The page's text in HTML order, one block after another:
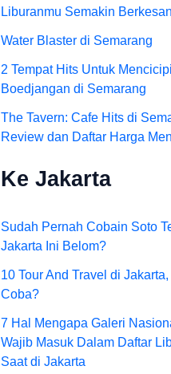
Liburanmu Semakin
Water Blaster di Semarang
2 Tempat Hits Untuk
Boedjangan di Semarang
The Tavern: Cafe Hits di
Review dan Daftar Harga
Ke Jakarta
Sudah Pernah Cobain Soto
Jakarta Ini Belom?
10 Tour And Travel di
Coba?
7 Hal Mengapa Galeri
Wajib Masuk Dalam Daftar
Saat di Jakarta